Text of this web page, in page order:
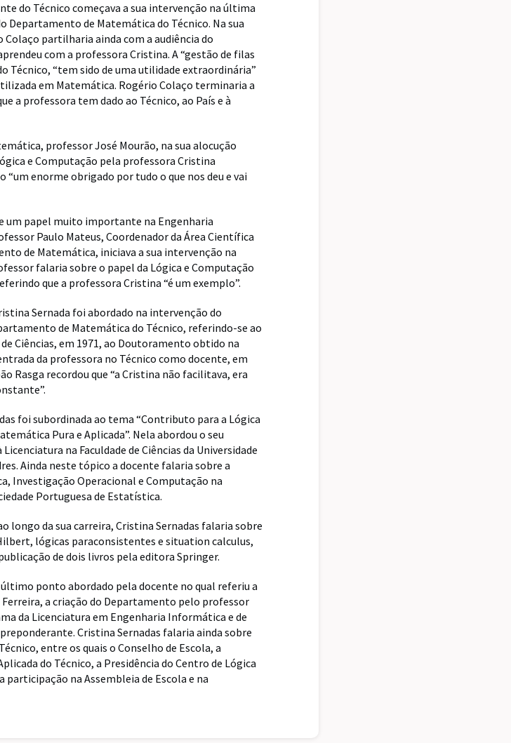
do Técnico começava a sua intervenção na última
Departamento de Matemática do Técnico. Na sua
partilharia ainda com a audiência do
com a professora Cristina. A “gestão de filas
Técnico, “tem sido de uma utilidade extraordinária”
em Matemática. Rogério Colaço terminaria a
a professora tem dado ao Técnico, ao País e à
professor José Mourão, na sua alocução
e Computação pela professora Cristina
“um enorme obrigado por tudo o que nos deu e vai
um papel muito importante na Engenharia
Paulo Mateus, Coordenador da Área Científica
de Matemática, iniciava a sua intervenção na
falaria sobre o papel da Lógica e Computação
que a professora Cristina “é um exemplo”.
Sernada foi abordado na intervenção do
de Matemática do Técnico, referindo-se ao
Ciências, em 1971, ao Doutoramento obtido na
da professora no Técnico como docente, em
Rasga recordou que “a Cristina não facilitava, era
foi subordinada ao tema “Contributo para a Lógica
Pura e Aplicada”. Nela abordou o seu
na Faculdade de Ciências da Universidade
Ainda neste tópico a docente falaria sobre a
Investigação Operacional e Computação na
Portuguesa de Estatística.
longo da sua carreira, Cristina Sernadas falaria sobre
lógicas paraconsistentes e situation calculus,
de dois livros pela editora Springer.
ponto abordado pela docente no qual referiu a
a criação do Departamento pelo professor
da Licenciatura em Engenharia Informática e de
Cristina Sernadas falaria ainda sobre
entre os quais o Conselho de Escola, a
do Técnico, a Presidência do Centro de Lógica
na Assembleia de Escola e na